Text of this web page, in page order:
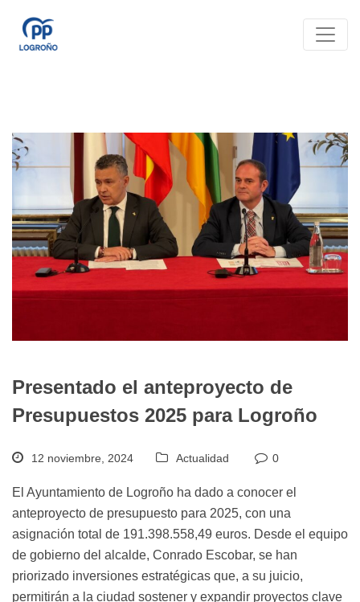
Presentado el anteproyecto de
Presupuestos 2025 para Logroño
12 noviembre, 2024 Actualidad 0
El Ayuntamiento de Logroño ha dado a conocer el
anteproyecto de presupuesto para 2025, con una
asignación total de 191.398.558,49 euros. Desde el equipo
de gobierno del alcalde, Conrado Escobar, se han
priorizado inversiones estratégicas que, a su juicio,
permitirán a la ciudad sostener y expandir proyectos clave